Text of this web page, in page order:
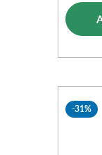
-31%